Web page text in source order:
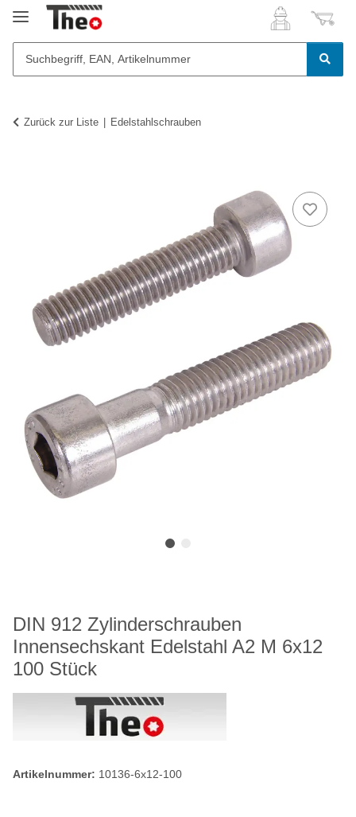
Zurück zur Liste Edelstahlschrauben
DIN 912 Zylinderschrauben
Innensechskant Edelstahl A2 M 6x12
100 Stück
Artikelnummer: 10136-6x12-100